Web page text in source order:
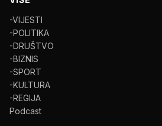
-VIJESTI
-POLITIKA
-DRUŠTVO
-BIZNIS
-SPORT
-KULTURA
-REGIJA
Podcast